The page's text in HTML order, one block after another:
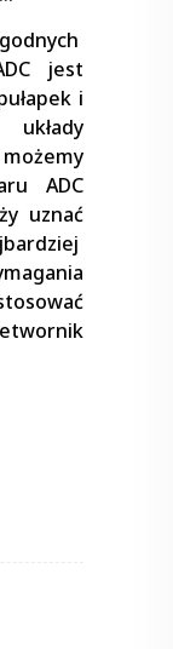
jest
i
ADC
uznać